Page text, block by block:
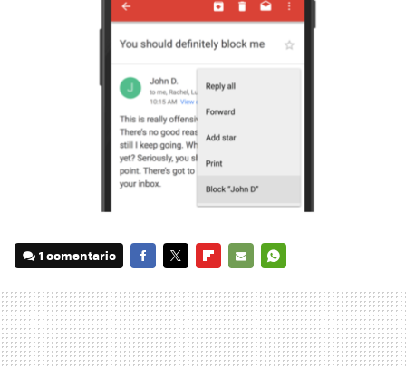
1 comentario
MAIL